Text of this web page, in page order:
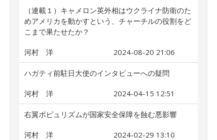
（連載１）キャメロン英外相はウクライナ防衛のた
めアメリカを動かすという、チャーチルの役割をど
こまで果たせたか？
河村 洋 2024-08-20 21:06
ハガティ前駐日大使のインタビューへの疑問
河村 洋 2024-04-15 12:51
右翼ポピュリズムが国家安全保障を蝕む悪影響
河村 洋 2024-02-29 13:10